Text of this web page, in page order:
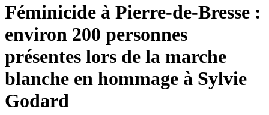
Féminicide à Pierre-de-Bresse :
environ 200 personnes
présentes lors de la marche
blanche en hommage à Sylvie
Godard